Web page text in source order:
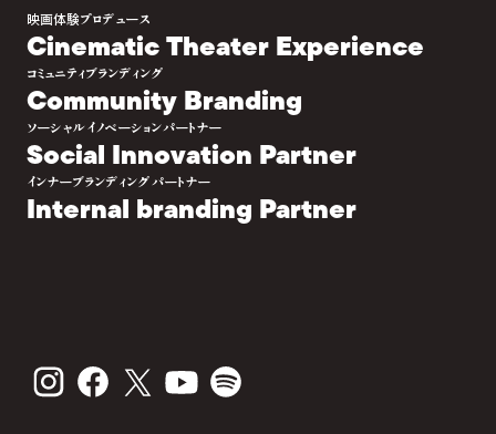
映画体験プロデュース
Cinematic Theater Experience
コミュニティブランディング
Community Branding
ソーシャルイノベーションパートナー
Social Innovation Partner
インナーブランディングパートナー
Internal branding Partner